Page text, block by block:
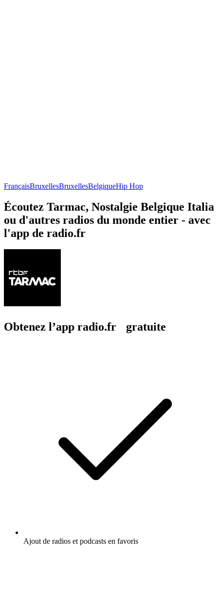
FrançaisBruxellesBruxellesBelgiqueHip Hop
Écoutez Tarmac, Nostalgie Belgique Italia
ou d'autres radios du monde entier - avec
l'app de radio.fr
Obtenez l’app radio.fr gratuite
Ajout de radios et podcasts en favoris